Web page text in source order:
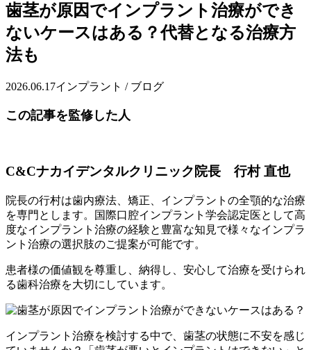
歯茎が原因でインプラント治療ができ
ないケースはある？代替となる治療方
法も
2026.06.17インプラント / ブログ
この記事を監修した人
C&Cナカイデンタルクリニック院長 行村 直也
院長の行村は歯内療法、矯正、インプラントの全顎的な治療
を専門とします。国際口腔インプラント学会認定医として高
度なインプラント治療の経験と豊富な知見で様々なインプラ
ント治療の選択肢のご提案が可能です。
患者様の価値観を尊重し、納得し、安心して治療を受けられ
る歯科治療を大切にしています。
インプラント治療を検討する中で、歯茎の状態に不安を感じ